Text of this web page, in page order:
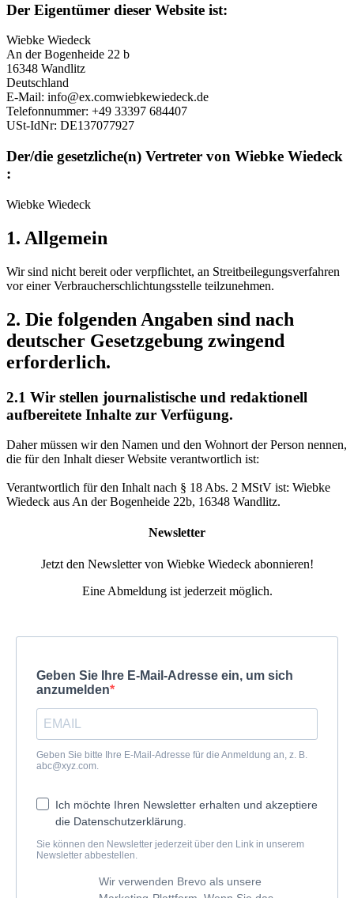
Der Eigentümer dieser Website ist:
Wiebke Wiedeck
An der Bogenheide 22 b
16348 Wandlitz
Deutschland
E-Mail: info@ex.comwiebkewiedeck.de
Telefonnummer: +49 33397 684407
USt-IdNr: DE137077927
Der/die gesetzliche(n) Vertreter von Wiebke Wiedeck
:
Wiebke Wiedeck
1. Allgemein
Wir sind nicht bereit oder verpflichtet, an Streitbeilegungsverfahren
vor einer Verbraucherschlichtungsstelle teilzunehmen.
2. Die folgenden Angaben sind nach
deutscher Gesetzgebung zwingend
erforderlich.
2.1 Wir stellen journalistische und redaktionell
aufbereitete Inhalte zur Verfügung.
Daher müssen wir den Namen und den Wohnort der Person nennen,
die für den Inhalt dieser Website verantwortlich ist:
Verantwortlich für den Inhalt nach § 18 Abs. 2 MStV ist: Wiebke
Wiedeck aus An der Bogenheide 22b, 16348 Wandlitz.
Newsletter
Jetzt den Newsletter von Wiebke Wiedeck abonnieren!
Eine Abmeldung ist jederzeit möglich.
Geben Sie Ihre E-Mail-Adresse ein, um sich
anzumelden
Geben Sie bitte Ihre E-Mail-Adresse für die Anmeldung an, z. B.
abc@xyz.com.
Ich möchte Ihren Newsletter erhalten und akzeptiere
die Datenschutzerklärung.
Sie können den Newsletter jederzeit über den Link in unserem
Newsletter abbestellen.
Wir verwenden Brevo als unsere